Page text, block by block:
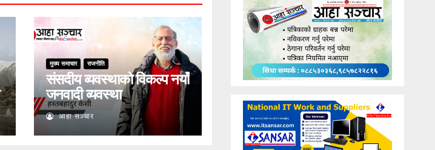
मुख्य समाचार राजनीति
संसदीय व्यवस्थाको विकल्प नयाँ
जनवादी व्यवस्था
आहा सञ्चार